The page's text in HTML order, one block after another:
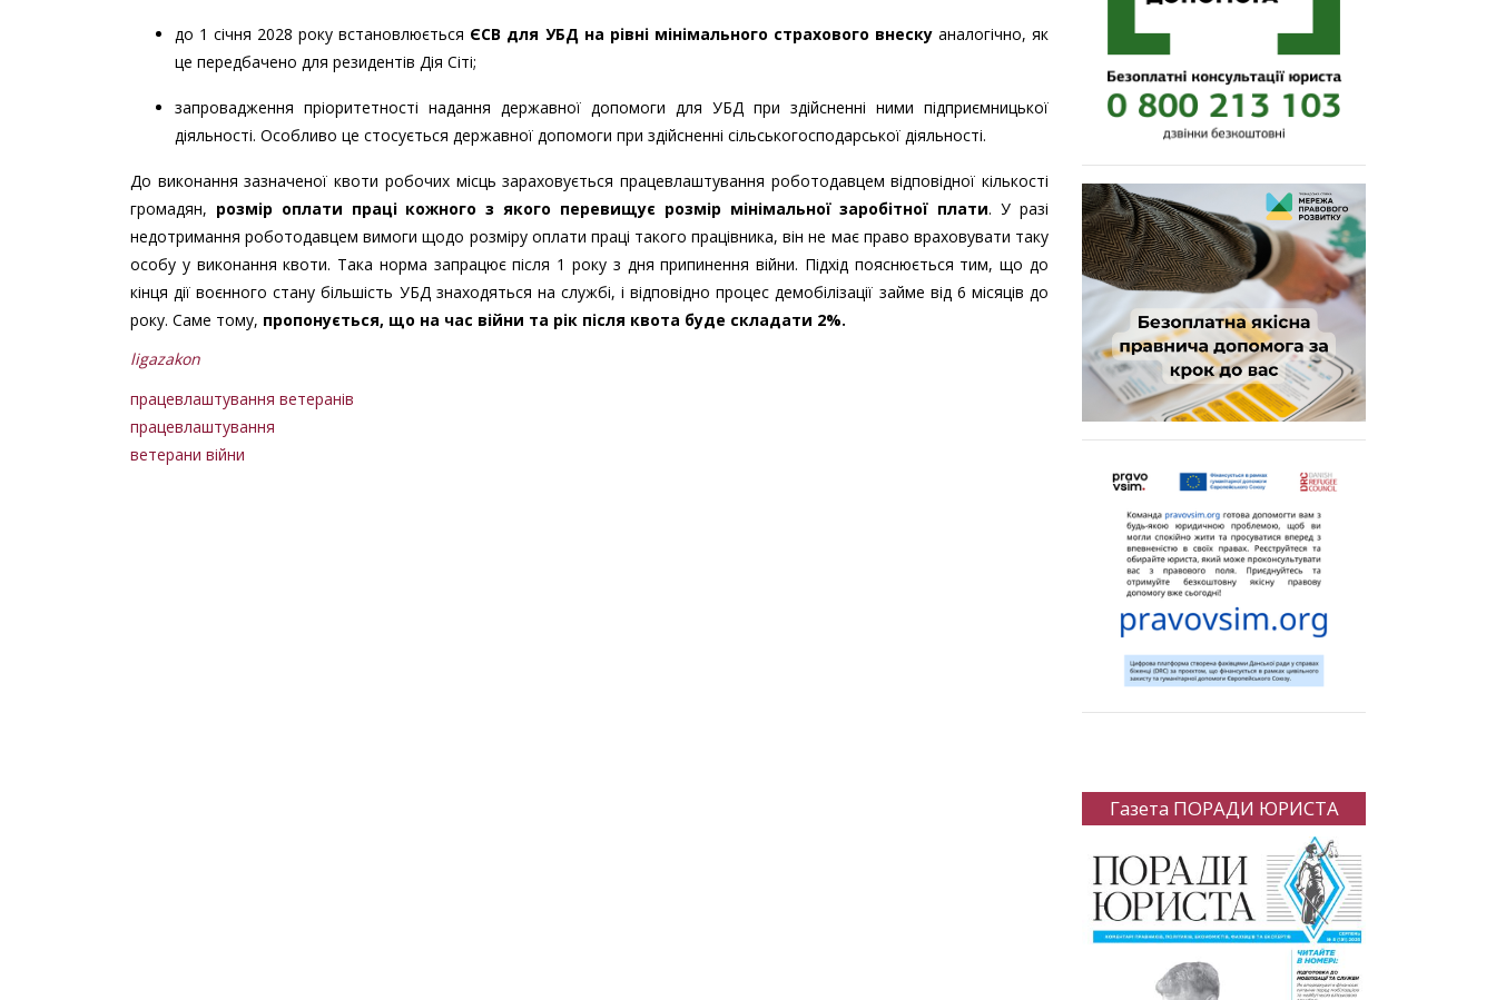
до 1 січня 2028 року встановлюється ЄСВ для УБД на рівні мінімального страхового внескуаналогічно, як
це передбачено для резидентів Дія Сіті;
запровадження пріоритетності надання державної допомоги для УБД при здійсненні ними підприємницької
діяльності. Особливо це стосується державної допомоги при здійсненні сільськогосподарської діяльності.
До виконання зазначеної квоти робочих місць зараховується працевлаштування роботодавцем відповідної кількості
громадян, розмір оплати праці кожного з якого перевищує розмір мінімальної заробітної плати. У разі
недотримання роботодавцем вимоги щодо розміру оплати праці такого працівника, він не має право враховувати таку
особу у виконання квоти. Така норма запрацює після 1 року з дня припинення війни. Підхід пояснюється тим, що до
кінця дії воєнного стану більшість УБД знаходяться на службі, і відповідно процес демобілізації займе від 6 місяців до
року. Саме тому, пропонується, що на час війни та рік після квота буде складати 2%.
ligazakon
працевлаштування ветеранів
працевлаштування
ветерани війни
Газета ПОРАДИ ЮРИСТА